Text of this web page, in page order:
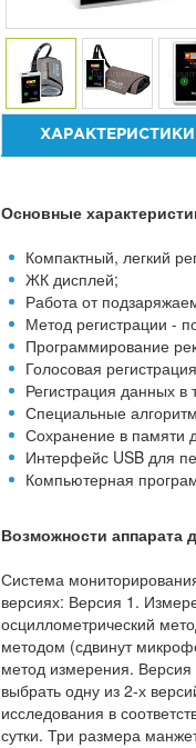
ХАРАКТЕРИСТИКИ
Основные
Компактный, легкий
ЖК дисплей;
Работа от
Метод регистрации -
Программирование
Голосовая
Регистрация данных в
Специальные
Сохранение в памяти
Интерфейс USB для
Компьютерная
Возможности аппарата
Система
версиях: Версия 1.
осциллометрический
методом (сдвинут
метод измерения. Версия
выбрать одну из 2-х
исследования в
сутки. Три размера